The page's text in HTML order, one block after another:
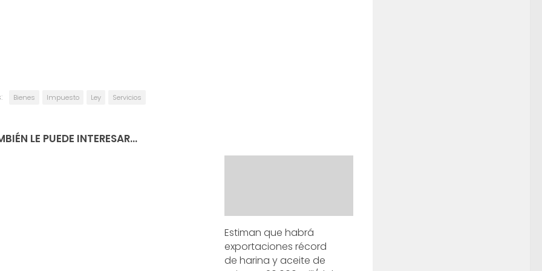
Bienes Impuesto Ley Servicios
LE PUEDE INTERESAR...
Estiman que habrá
exportaciones récord
de harina y aceite de